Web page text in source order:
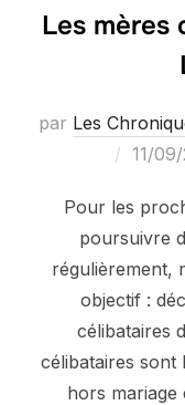
Les mères
par Les
Publié
11/
Pour les
poursuivre
régulièrement,
objectif :
célibataires
célibataires sont
hors mariage